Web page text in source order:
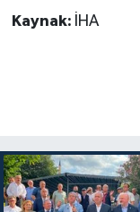
Kaynak: İHA